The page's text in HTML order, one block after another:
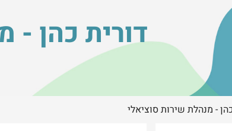
דורית כהן -
- מנהלת שירות סוציאלי